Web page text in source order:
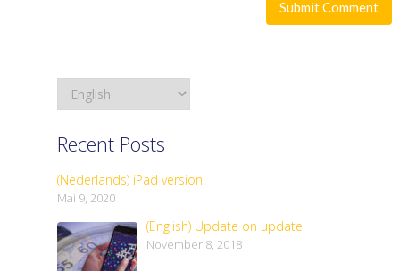
Recent Posts
(Nederlands) iPad version
Mai 9, 2020
(English) Update on update
November 8, 2018